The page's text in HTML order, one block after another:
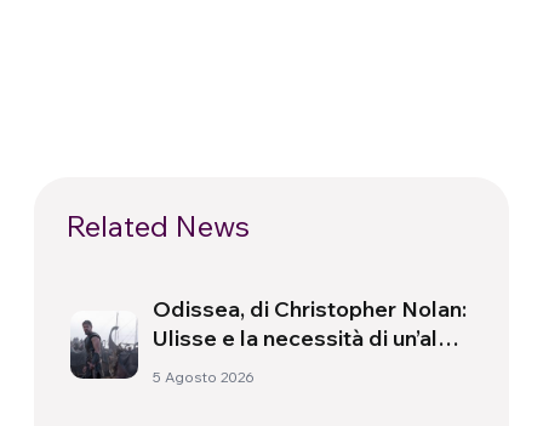
Related News
Odissea, di Christopher Nolan:
Ulisse e la necessità di un’alba
nuova
5 Agosto 2026